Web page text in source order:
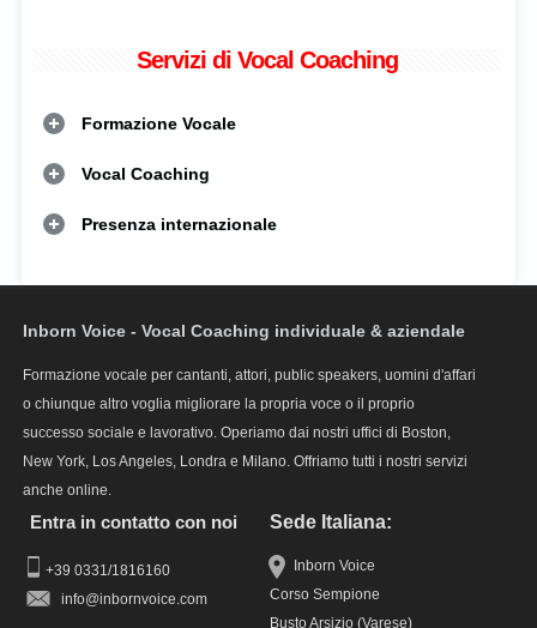
Servizi di Vocal Coaching
Formazione Vocale
Vocal Coaching
Presenza internazionale
Inborn Voice - Vocal Coaching individuale & aziendale
Formazione vocale per cantanti, attori, public speakers, uomini d'affari
o chiunque altro voglia migliorare la propria voce o il proprio
successo sociale e lavorativo. Operiamo dai nostri uffici di Boston,
New York, Los Angeles, Londra e Milano. Offriamo tutti i nostri servizi
anche online.
Entra in contatto con noi
+39 0331/1816160
info
Sede Italiana:
Inborn Voice
Corso Sempione
Busto Arsizio (Varese)